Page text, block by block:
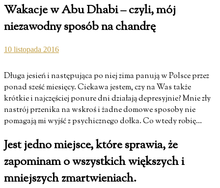
Wakacje w Abu Dhabi – czyli, mój
niezawodny sposób na chandrę
10 listopada 2016
Długa jesień i następująca po niej zima panują w Polsce przez
ponad sześć miesięcy. Ciekawa jestem, czy na Was także
krótkie i najczęściej ponure dni działają depresyjnie? Mnie zły
nastrój przenika na wskroś i żadne domowe sposoby nie
pomagają mi wyjść z psychicznego dołka. Co wtedy robię…
Jest jedno miejsce, które sprawia, że
zapominam o wszystkich większych i
mniejszych zmartwieniach.